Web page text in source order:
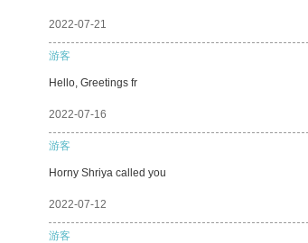
2022-07-21
游客
Hello, Greetings fr
2022-07-16
游客
Horny Shriya called you
2022-07-12
游客